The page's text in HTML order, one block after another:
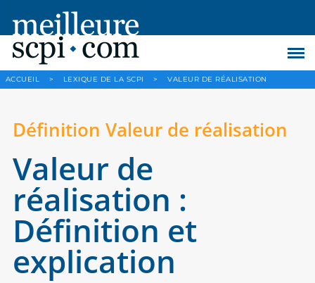
ACCUEIL > LEXIQUE DE LA SCPI > VALEUR DE RÉALISATION
Définition Valeur de réalisation
Valeur de
réalisation :
Définition et
explication